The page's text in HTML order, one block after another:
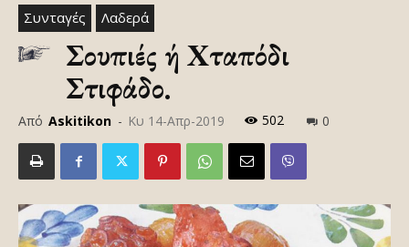
Συνταγές Λαδερά
Σουπιές ή Χταπόδι
Στιφάδο.
Από Askitikon - Κυ 14-Απρ-2019 502 0